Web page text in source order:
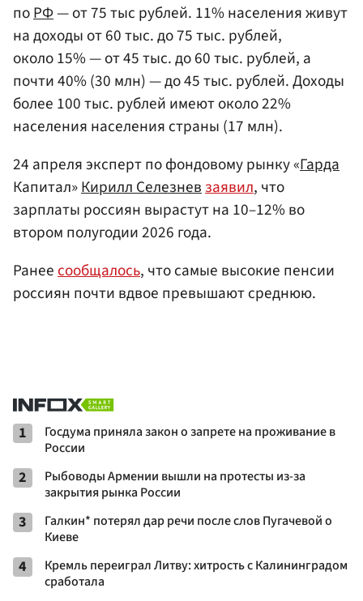
поРФ— от 75 тыс рублей. 11% населения живут
на доходы от 60 тыс. до 75 тыс. рублей,
около 15% — от 45 тыс. до 60 тыс. рублей, а
почти 40% (30 млн) — до 45 тыс. рублей. Доходы
более 100 тыс. рублей имеют около 22%
населения населения страны (17 млн).
24 апреля эксперт по фондовому рынку «Гарда
Капитал»Кирилл Селезневзаявил, что
зарплаты россиян вырастут на 10–12% во
втором полугодии 2026 года.
Ранеесообщалось, что самые высокие пенсии
россиян почти вдвое превышают среднюю.
1
Госдума приняла закон о запрете на проживание в
России
2
Рыбоводы Армении вышли на протесты из-за
закрытия рынка России
3
Галкин* потерял дар речи после слов Пугачевой о
Киеве
4
Кремль переиграл Литву: хитрость с Калининградом
сработала